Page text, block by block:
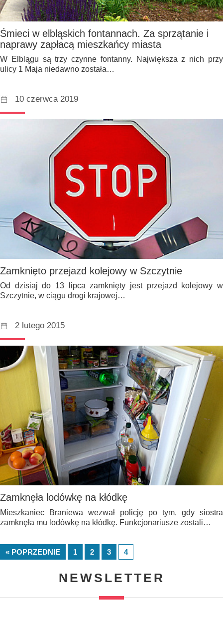
Śmieci w elbląskich fontannach. Za sprzątanie i
naprawy zapłacą mieszkańcy miasta
W Elblągu są trzy czynne fontanny. Największa z nich przy
ulicy 1 Maja niedawno została…
10 czerwca 2019
Zamknięto przejazd kolejowy w Szczytnie
Od dzisiaj do 13 lipca zamknięty jest przejazd kolejowy w
Szczytnie, w ciągu drogi krajowej…
2 lutego 2015
Zamknęła lodówkę na kłódkę
Mieszkaniec Braniewa wezwał policję po tym, gdy siostra
zamknęła mu lodówkę na kłódkę. Funkcjonariusze zostali…
« POPRZEDNIE 1 2 3 4
NEWSLETTER